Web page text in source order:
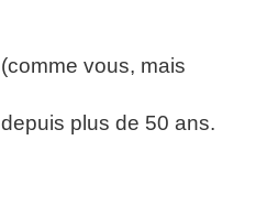
vous, mais
plus de 50 ans.